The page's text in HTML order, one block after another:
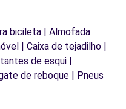
bicileta | Almofada
| Caixa de tejadilho |
de esqui |
de reboque | Pneus